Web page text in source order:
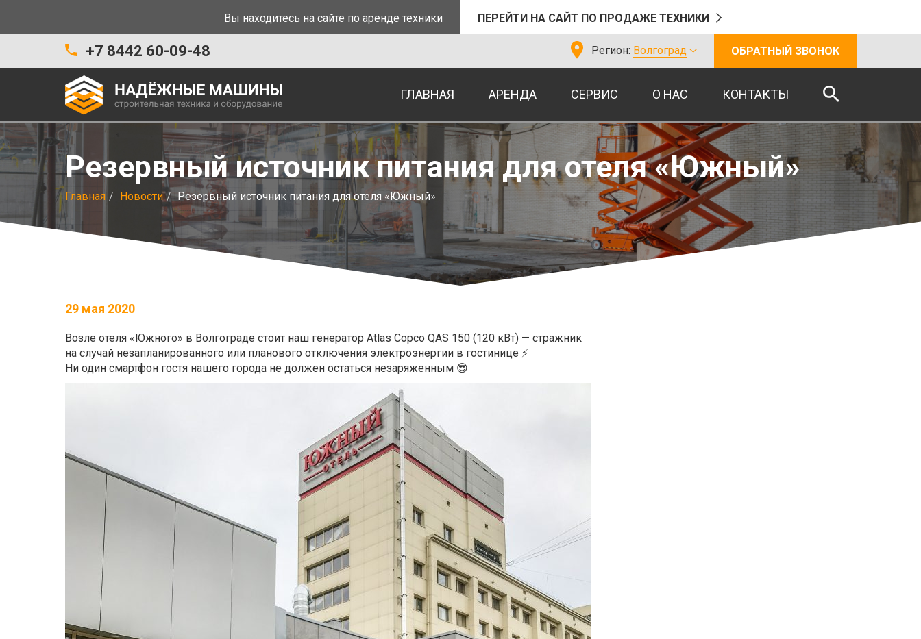
Вы находитесь на сайте по аренде техники ПЕРЕЙТИ НА САЙТ ПО ПРОДАЖЕ ТЕХНИКИ
+7 8442 60-09-48 ОБРАТНЫЙ ЗВОНОК
Регион: Волгоград
ГЛАВНАЯ АРЕНДА СЕРВИС О НАС КОНТАКТЫ
Резервный источник питания для отеля «Южный»
Главная Новости Резервный источник питания для отеля «Южный»
29 мая 2020
Возле отеля «Южного» в Волгограде стоит наш генератор Atlas Copco QAS 150 (120 кВт) — стражник
на случай незапланированного или планового отключения электроэнергии в гостинице ⚡
Ни один смартфон гостя нашего города не должен остаться незаряженным 😎